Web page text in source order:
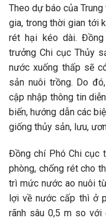
Theo dự báo của
gia, trong thời gian tới
rét hại kéo dài.
trưởng Chi cục Thủy
nước xuống thấp sẽ
sản nuôi trồng. Do
cập nhập thông tin
biến, hướng dẫn các
giống thủy sản, lưu,
Đồng chí Phó Chi cục
phòng, chống rét cho
trì mức nước ao nuôi
lợi về nước cấp thì ở
rãnh sâu 0,5 m so với